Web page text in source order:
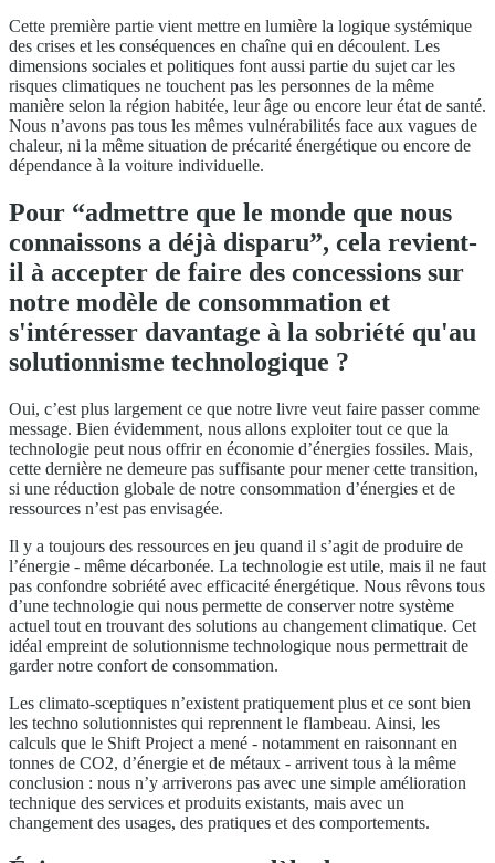
Cette première partie vient mettre en lumière la logique systémique
des crises et les conséquences en chaîne qui en découlent. Les
dimensions sociales et politiques font aussi partie du sujet car les
risques climatiques ne touchent pas les personnes de la même
manière selon la région habitée, leur âge ou encore leur état de santé.
Nous n’avons pas tous les mêmes vulnérabilités face aux vagues de
chaleur, ni la même situation de précarité énergétique ou encore de
dépendance à la voiture individuelle.
Pour “admettre que le monde que nous
connaissons a déjà disparu”, cela revient-
il à accepter de faire des concessions sur
notre modèle de consommation et
s'intéresser davantage à la sobriété qu'au
solutionnisme technologique ?
Oui, c’est plus largement ce que notre livre veut faire passer comme
message. Bien évidemment, nous allons exploiter tout ce que la
technologie peut nous offrir en économie d’énergies fossiles. Mais,
cette dernière ne demeure pas suffisante pour mener cette transition,
si une réduction globale de notre consommation d’énergies et de
ressources n’est pas envisagée.
Il y a toujours des ressources en jeu quand il s’agit de produire de
l’énergie - même décarbonée. La technologie est utile, mais il ne faut
pas confondre sobriété avec efficacité énergétique. Nous rêvons tous
d’une technologie qui nous permette de conserver notre système
actuel tout en trouvant des solutions au changement climatique. Cet
idéal empreint de solutionnisme technologique nous permettrait de
garder notre confort de consommation.
Les climato-sceptiques n’existent pratiquement plus et ce sont bien
les techno solutionnistes qui reprennent le flambeau. Ainsi, les
calculs que le Shift Project a mené - notamment en raisonnant en
tonnes de CO2, d’énergie et de métaux - arrivent tous à la même
conclusion : nous n’y arriverons pas avec une simple amélioration
technique des services et produits existants, mais avec un
changement des usages, des pratiques et des comportements.